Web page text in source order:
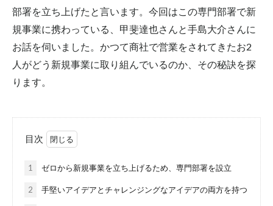
部署を立ち上げたと言います。今回はこの専門部署で新
規事業に携わっている、甲斐達也さんと手島大介さんに
お話を伺いました。かつて商社で営業をされてきたお2
人がどう新規事業に取り組んでいるのか、その秘訣を探
ります。
目次
1 ゼロから新規事業を立ち上げるため、専門部署を設立
2 手堅いアイデアとチャレンジングなアイデアの両方を持つ